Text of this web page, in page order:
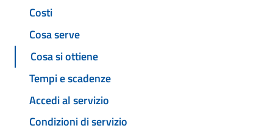
Costi
Cosa serve
Cosa si ottiene
Tempi e scadenze
Accedi al servizio
Condizioni di servizio